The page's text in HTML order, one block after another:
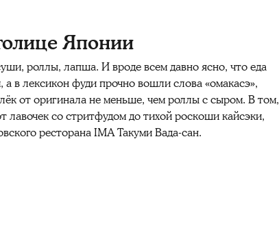
Японии
роллы, лапша. И вроде всем давно ясно, что еда
в лексикон фуди прочно вошли слова «омакасэ»,
от оригинала не меньше, чем роллы с сыром. В том,
лавочек со стритфудом до тихой роскоши кайсэки,
ресторана IMA Такуми Вада-сан.